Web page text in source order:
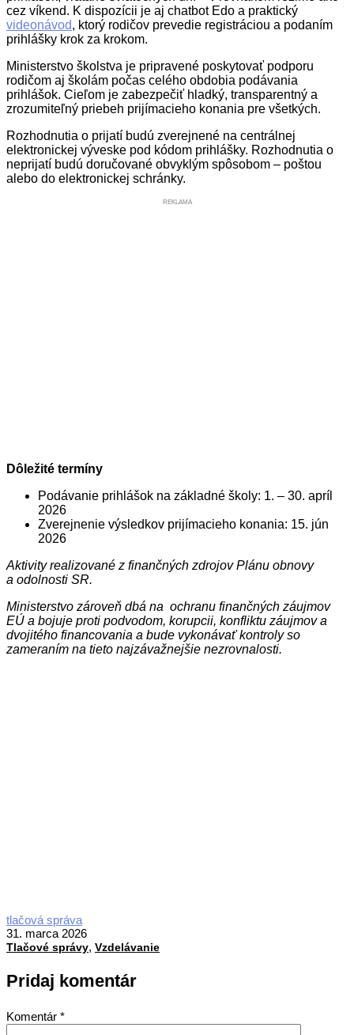
cez víkend. K dispozícii je aj chatbot Edo a praktický
videonávod, ktorý rodičov prevedie registráciou a podaním
prihlášky krok za krokom.
Ministerstvo školstva je pripravené poskytovať podporu
rodičom aj školám počas celého obdobia podávania
prihlášok. Cieľom je zabezpečiť hladký, transparentný a
zrozumiteľný priebeh prijímacieho konania pre všetkých.
Rozhodnutia o prijatí budú zverejnené na centrálnej
elektronickej výveske pod kódom prihlášky. Rozhodnutia o
neprijatí budú doručované obvyklým spôsobom – poštou
alebo do elektronickej schránky.
REKLAMA
Dôležité termíny
Podávanie prihlášok na základné školy: 1. – 30. apríl
2026
Zverejnenie výsledkov prijímacieho konania: 15. jún
2026
Aktivity realizované z finančných zdrojov Plánu obnovy
a odolnosti SR.
Ministerstvo zároveň dbá na ochranu finančných záujmov
EÚ a bojuje proti podvodom, korupcii, konfliktu záujmov a
dvojitého financovania a bude vykonávať kontroly so
zameraním na tieto najzávažnejšie nezrovnalosti.
2026-
03-
31
tlačová správa
31. marca 2026
Tlačové správy, Vzdelávanie
Pridaj komentár
Komentár *